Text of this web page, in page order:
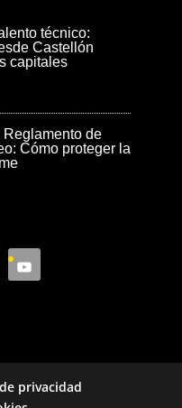
técnico:
Castellón
capitales
de
Cómo proteger la
privacidad